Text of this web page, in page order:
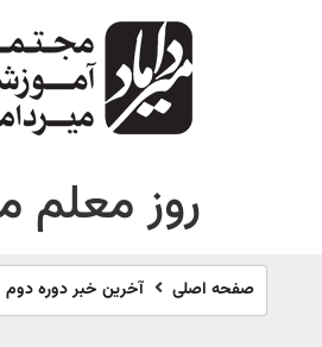
روز معلم
صفحه اصلی آخرین خبر دوره دوم